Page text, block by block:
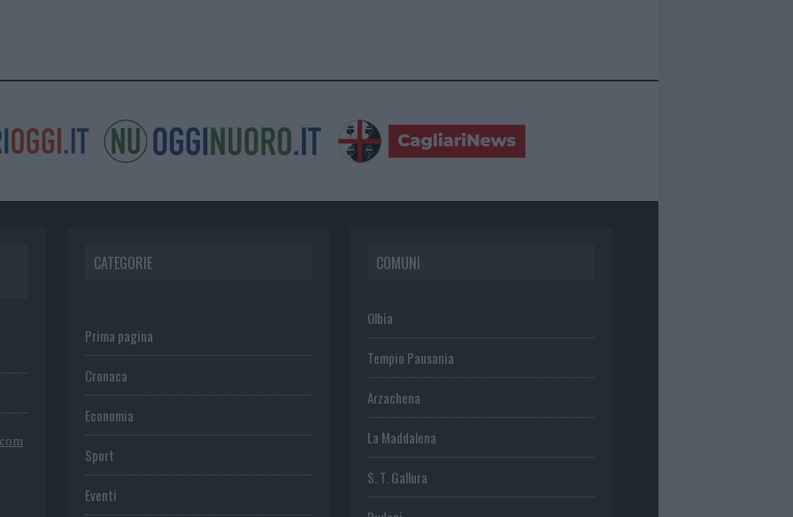
CATEGORIE
Prima pagina
Cronaca
Economia
Sport
Eventi
COMUNI
Olbia
Tempio Pausania
Arzachena
La Maddalena
S. T. Gallura